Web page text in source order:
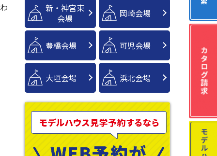
新・神宮東
会場
岡崎会場
豊橋会場 可児会場
大垣会場 浜北会場